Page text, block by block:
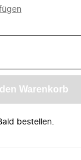
den Warenkorb
bestellen.